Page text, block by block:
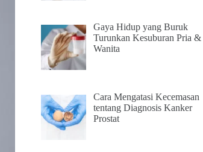
Gaya Hidup yang Buruk
Turunkan Kesuburan Pria &
Wanita
Cara Mengatasi Kecemasan
tentang Diagnosis Kanker
Prostat